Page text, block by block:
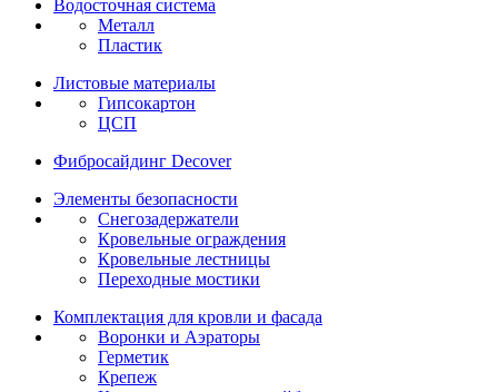
Водосточная система
Металл
Пластик
Листовые материалы
Гипсокартон
ЦСП
Фибросайдинг Decover
Элементы безопасности
Снегозадержатели
Кровельные ограждения
Кровельные лестницы
Переходные мостики
Комплектация для кровли и фасада
Воронки и Аэраторы
Герметик
Крепеж